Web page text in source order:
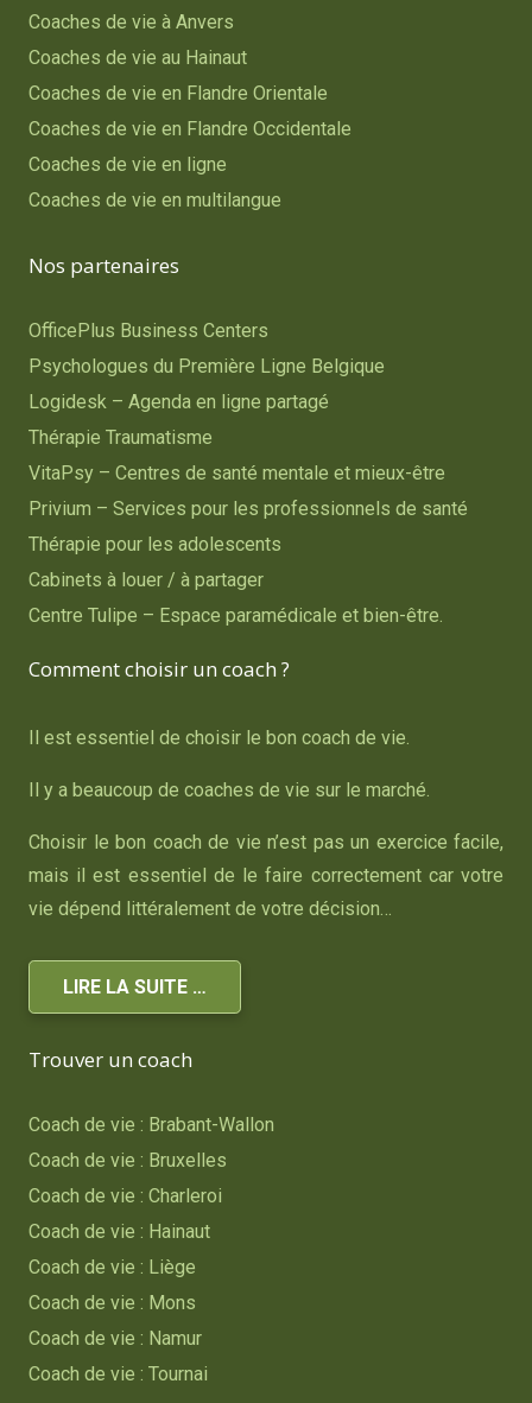
Coaches de vie à Anvers
Coaches de vie au Hainaut
Coaches de vie en Flandre Orientale
Coaches de vie en Flandre Occidentale
Coaches de vie en ligne
Coaches de vie en multilangue
Nos partenaires
OfficePlus Business Centers
Psychologues du Première Ligne Belgique
Logidesk – Agenda en ligne partagé
Thérapie Traumatisme
VitaPsy – Centres de santé mentale et mieux-être
Privium – Services pour les professionnels de santé
Thérapie pour les adolescents
Cabinets à louer / à partager
Centre Tulipe – Espace paramédicale et bien-être.
Comment choisir un coach ?
Il est essentiel de choisir le bon coach de vie.
Il y a beaucoup de coaches de vie sur le marché.
Choisir le bon coach de vie n’est pas un exercice facile,
mais il est essentiel de le faire correctement car votre
vie dépend littéralement de votre décision…
LIRE LA SUITE …
Trouver un coach
Coach de vie : Brabant-Wallon
Coach de vie : Bruxelles
Coach de vie : Charleroi
Coach de vie : Hainaut
Coach de vie : Liège
Coach de vie : Mons
Coach de vie : Namur
Coach de vie : Tournai